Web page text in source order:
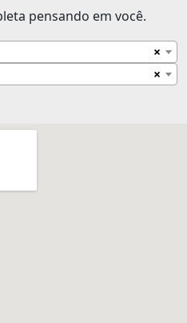
pensando em você.
×
×